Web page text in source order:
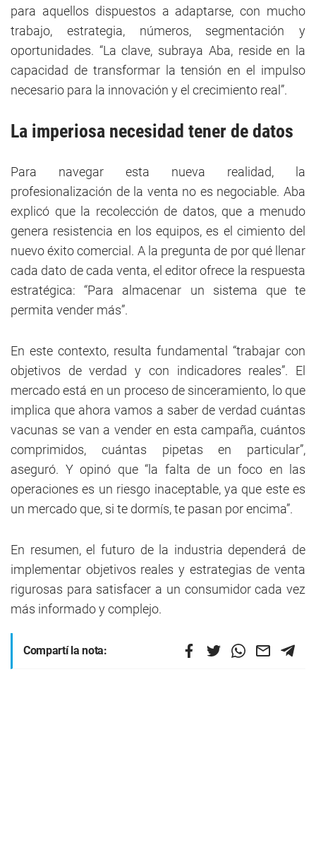
para aquellos dispuestos a adaptarse, con mucho
trabajo, estrategia, números, segmentación y
oportunidades. “La clave, subraya Aba, reside en la
capacidad de transformar la tensión en el impulso
necesario para la innovación y el crecimiento real”.
La imperiosa necesidad tener de datos
Para navegar esta nueva realidad, la
profesionalización de la venta no es negociable. Aba
explicó que la recolección de datos, que a menudo
genera resistencia en los equipos, es el cimiento del
nuevo éxito comercial. A la pregunta de por qué llenar
cada dato de cada venta, el editor ofrece la respuesta
estratégica: “Para almacenar un sistema que te
permita vender más”.
En este contexto, resulta fundamental “trabajar con
objetivos de verdad y con indicadores reales”. El
mercado está en un proceso de sinceramiento, lo que
implica que ahora vamos a saber de verdad cuántas
vacunas se van a vender en esta campaña, cuántos
comprimidos, cuántas pipetas en particular”,
aseguró. Y opinó que “la falta de un foco en las
operaciones es un riesgo inaceptable, ya que este es
un mercado que, si te dormís, te pasan por encima”.
En resumen, el futuro de la industria dependerá de
implementar objetivos reales y estrategias de venta
rigurosas para satisfacer a un consumidor cada vez
más informado y complejo.
Compartí la nota: